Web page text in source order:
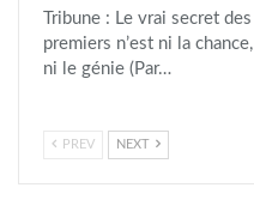
Tribune : Le vrai secret des
premiers n’est ni la chance,
ni le génie (Par…
PREV NEXT